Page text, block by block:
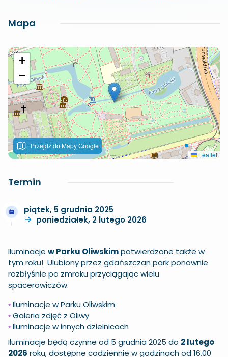
Mapa
+
−
Przejdź do Mapy Google
Leaflet
Termin
piątek, 5 grudnia 2025
poniedziałek, 2 lutego 2026
Iluminacje w Parku Oliwskimpotwierdzone także w
tym roku! Ulubiony przez gdańszczan park ponownie
rozbłyśnie po zmroku przyciągając wielu
spacerowiczów.
• Iluminacje w Parku Oliwskim
• Galeria zdjęć z Oliwy
• Iluminacje w innych dzielnicach
Iluminacje będą czynne od 5 grudnia 2025 do 2 lutego
2026 roku, dostępne codziennie wgodzinach od 16.00